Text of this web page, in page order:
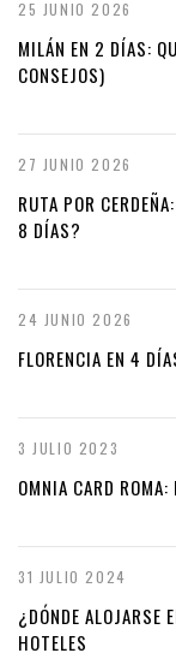
o
25 JUNIO 2026
MILÁN EN 2 DÍAS:
CONSEJOS)
27 JUNIO 2026
RUTA POR
8 DÍAS?
24 JUNIO 2026
FLORENCIA EN 4
3 JULIO 2023
OMNIA CARD ROMA:
31 JULIO 2024
¿DÓNDE ALOJARSE
HOTELES